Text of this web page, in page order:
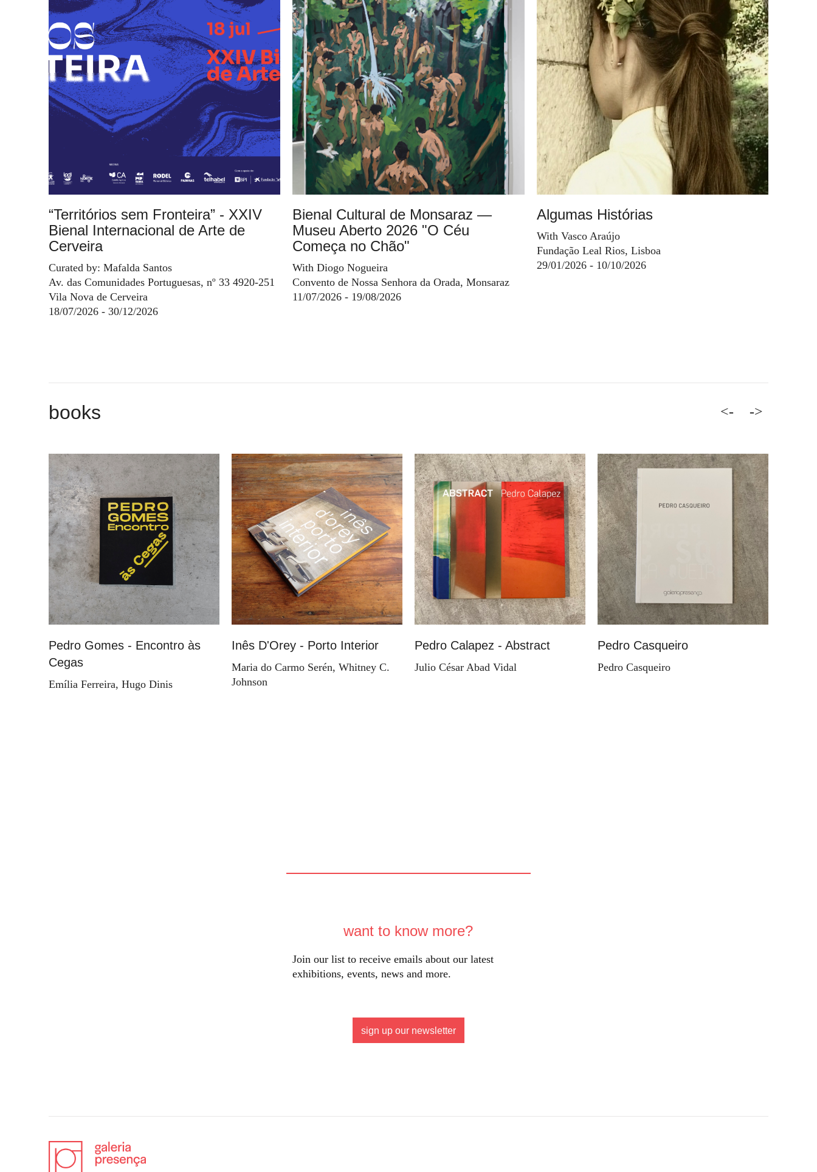
“Territórios sem Fronteira” - XXIV
Bienal Internacional de Arte de
Cerveira
Curated by: Mafalda Santos
Av. das Comunidades Portuguesas, nº 33 4920-251
Vila Nova de Cerveira
18/07/2026 - 30/12/2026
Bienal Cultural de Monsaraz —
Museu Aberto 2026 "O Céu
Começa no Chão"
With Diogo Nogueira
Convento de Nossa Senhora da Orada, Monsaraz
11/07/2026 - 19/08/2026
Algumas Histórias
With Vasco Araújo
Fundação Leal Rios, Lisboa
29/01/2026 - 10/10/2026
books <-
Pedro Gomes - Encontro às
Cegas
Emília Ferreira, Hugo Dinis
Inês D'Orey - Porto Interior
Maria do Carmo Serén, Whitney C.
Johnson
Pedro Calapez - Abstract
Julio César Abad Vidal
Pedro Casqueiro
Pedro Casqueiro
->
want to know more?
Join our list to receive emails about our latest
exhibitions, events, news and more.
sign up our newsletter